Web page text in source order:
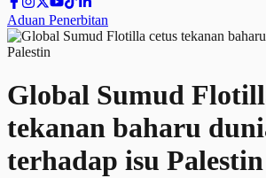
Aduan Penerbitan
Global Sumud
tekanan baharu
terhadap isu Palestin